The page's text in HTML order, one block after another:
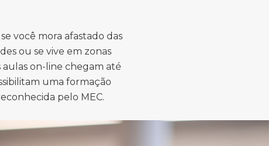
você mora afastado das
ou se vive em zonas
aulas on-line chegam até
uma formação
pelo MEC.